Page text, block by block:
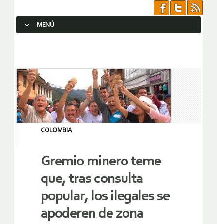
MENÚ
COLOMBIA
Gremio minero teme
que, tras consulta
popular, los ilegales se
apoderen de zona